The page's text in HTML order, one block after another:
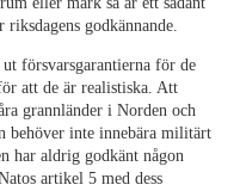
godkännande.
försvarsgarantierna för de
att de är realistiska. Att
grannländer i Norden och
behöver inte innebära militärt
har aldrig godkänt någon
artikel 5 med dess